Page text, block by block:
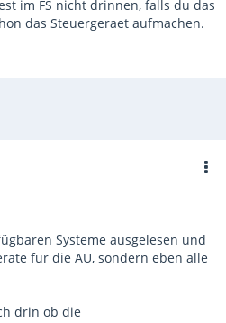
im FS nicht drinnen, falls du das
das Steuergeraet aufmachen.
Systeme ausgelesen und
für die AU, sondern eben alle
drin ob die